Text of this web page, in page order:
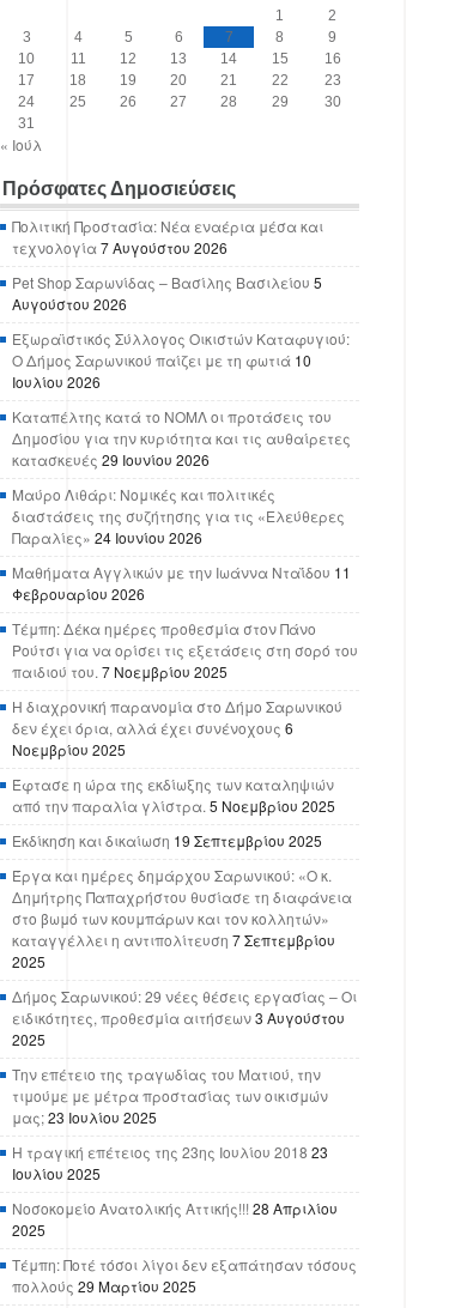
1
2
3
4 5 6 7 8
9
10
11 12 13 14 15
16
17
18 19 20 21 22
23
24
25 26 27 28 29
30
31
« Ιούλ
Πρόσφατες Δημοσιεύσεις
Πολιτική Προστασία: Νέα εναέρια μέσα και
τεχνολογία7 Αυγούστου 2026
Pet Shop Σαρωνίδας – Βασίλης Βασιλείου 5
Αυγούστου 2026
Εξωραϊστικός Σύλλογος Οικιστών Καταφυγιού:
Ο Δήμος Σαρωνικού παίζει με τη φωτιά 10
Ιουλίου 2026
Καταπέλτης κατά το ΝΟΜΛ οι προτάσεις του
Δημοσίου για την κυριότητα και τις αυθαίρετες
κατασκευές 29 Ιουνίου 2026
Μαύρο Λιθάρι: Νομικές και πολιτικές
διαστάσεις της συζήτησης για τις «Ελεύθερες
Παραλίες» 24 Ιουνίου 2026
Μαθήματα Αγγλικών με την Ιωάννα Νταΐδου 11
Φεβρουαρίου 2026
Τέμπη: Δέκα ημέρες προθεσμία στον Πάνο
Ρούτσι για να ορίσει τις εξετάσεις στη σορό του
παιδιού του. 7 Νοεμβρίου 2025
Η διαχρονική παρανομία στο Δήμο Σαρωνικού
δεν έχει όρια, αλλά έχει συνένοχους 6
Νοεμβρίου 2025
Έφτασε η ώρα της εκδίωξης των καταληψιών
από την παραλία γλίστρα. 5 Νοεμβρίου 2025
Εκδίκηση και δικαίωση 19 Σεπτεμβρίου 2025
Έργα και ημέρες δημάρχου Σαρωνικού: «Ο κ.
Δημήτρης Παπαχρήστου θυσίασε τη διαφάνεια
στο βωμό των κουμπάρων και τον κολλητών»
καταγγέλλει η αντιπολίτευση 7 Σεπτεμβρίου
2025
Δήμος Σαρωνικού: 29 νέες θέσεις εργασίας – Οι
ειδικότητες, προθεσμία αιτήσεων3 Αυγούστου
2025
Την επέτειο της τραγωδίας του Ματιού, την
τιμούμε με μέτρα προστασίας των οικισμών
μας;23 Ιουλίου 2025
Η τραγική επέτειος της 23ης Ιουλίου 2018 23
Ιουλίου 2025
Νοσοκομείο Ανατολικής Αττικής!!! 28 Απριλίου
2025
Τέμπη: Ποτέ τόσοι λίγοι δεν εξαπάτησαν τόσους
πολλούς 29 Μαρτίου 2025